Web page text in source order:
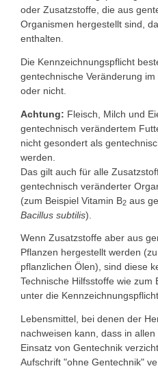
oder Zusatzstoffe, die aus
Organismen hergestellt sind,
enthalten.
Die Kennzeichnungspflicht
gentechnische Veränderung
oder nicht.
Achtung: Fleisch, Milch und
gentechnisch verändertem
nicht gesondert als
werden.
Das gilt auch für alle
gentechnisch veränderter
(zum Beispiel Vitamin B2 aus
Bacillus subtilis).
Wenn Zusatzstoffe aber aus
Pflanzen hergestellt werden
pflanzlichen Ölen), sind diese
Technische Hilfsstoffe wie zum
unter die Kennzeichnungspflicht.
Lebensmittel, bei denen der
nachweisen kann, dass in
Einsatz von Gentechnik
Aufschrift "ohne Gentechnik"